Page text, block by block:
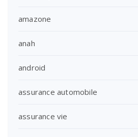
amazone
anah
android
assurance automobile
assurance vie